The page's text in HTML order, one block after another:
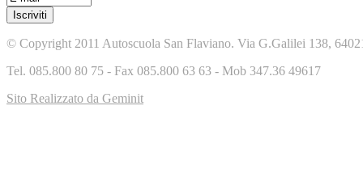
© Copyright 2011 Autoscuola San Flaviano. Via G.Galilei 138,
Tel. 085.800 80 75 - Fax 085.800 63 63 - Mob 347.36 49617
Sito Realizzato da Geminit